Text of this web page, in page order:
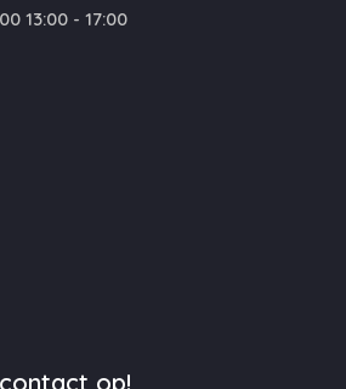
13:00 - 17:00
op!